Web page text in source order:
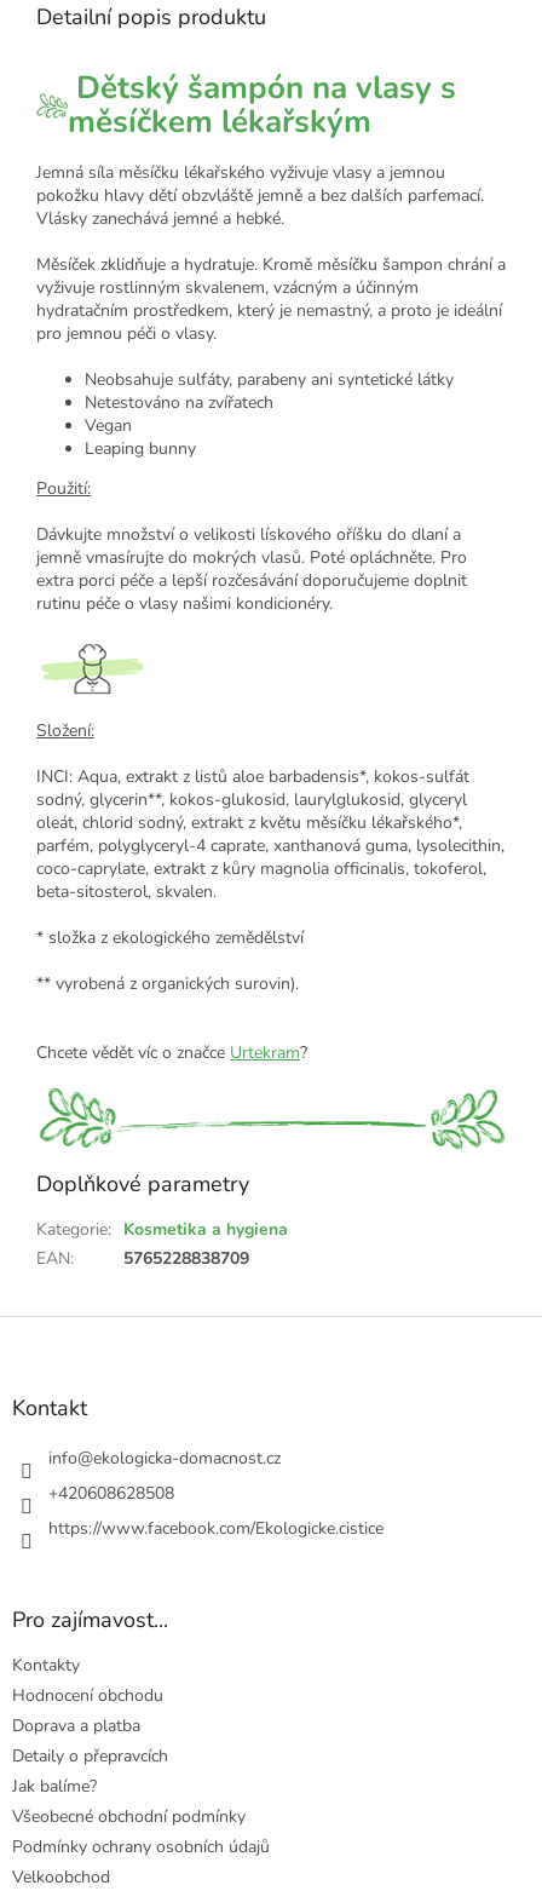
Detailní popis produktu
Dětský šampón na vlasy s
měsíčkem lékařským
Jemná síla měsíčku lékařského vyživuje vlasy a jemnou
pokožku hlavy dětí obzvláště jemně a bez dalších parfemací.
Vlásky zanechává jemné a hebké.
Měsíček zklidňuje a hydratuje. Kromě měsíčku šampon chrání a
vyživuje rostlinným skvalenem, vzácným a účinným
hydratačním prostředkem, který je nemastný, a proto je ideální
pro jemnou péči o vlasy.
Neobsahuje sulfáty, parabeny ani syntetické látky
Netestováno na zvířatech
Vegan
Leaping bunny
Použití:
Dávkujte množství o velikosti lískového oříšku do dlaní a
jemně vmasírujte do mokrých vlasů. Poté opláchněte. Pro
extra porci péče a lepší rozčesávání doporučujeme doplnit
rutinu péče o vlasy našimi kondicionéry.
Složení:
INCI: Aqua, extrakt z listů aloe barbadensis*, kokos-sulfát
sodný, glycerin**, kokos-glukosid, laurylglukosid, glyceryl
oleát, chlorid sodný, extrakt z květu měsíčku lékařského*,
parfém, polyglyceryl-4 caprate, xanthanová guma, lysolecithin,
coco-caprylate, extrakt z kůry magnolia officinalis, tokoferol,
beta-sitosterol, skvalen.
* složka z ekologického zemědělství
** vyrobená z organických surovin).
Chcete vědět víc o značce Urtekram?
Doplňkové parametry
Kategorie: Kosmetika a hygiena
EAN: 5765228838709
Z
Kontakt
info@ekologicka-domacnost.cz
+420608628508
https://www.facebook.com/Ekologicke.cistice
Pro zajímavost...
Kontakty
Hodnocení obchodu
Doprava a platba
Detaily o přepravcích
Jak balíme?
Všeobecné obchodní podmínky
Podmínky ochrany osobních údajů
Velkoobchod